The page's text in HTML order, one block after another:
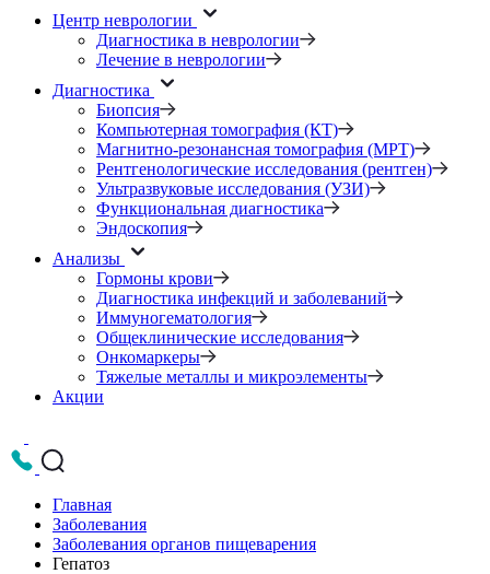
Центр неврологии
Диагностика в неврологии
Лечение в неврологии
Диагностика
Биопсия
Компьютерная томография (КТ)
Магнитно-резонансная томография (МРТ)
Рентгенологические исследования (рентген)
Ультразвуковые исследования (УЗИ)
Функциональная диагностика
Эндоскопия
Анализы
Гормоны крови
Диагностика инфекций и заболеваний
Иммуногематология
Общеклинические исследования
Онкомаркеры
Тяжелые металлы и микроэлементы
Акции
Главная
Заболевания
Заболевания органов пищеварения
Гепатоз